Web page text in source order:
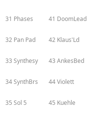
31 Phases 41 DoomLead
32 Pan Pad 42 Klaus'Ld
33 Synthesy 43 AnkesBed
34 SynthBrs 44 Violett
35 Sol 5 45 Kuehle